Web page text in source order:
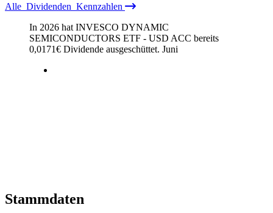
Alle Dividenden Kennzahlen
In 2026 hat INVESCO DYNAMIC
SEMICONDUCTORS ETF - USD ACC bereits
0,0171€ Dividende ausgeschüttet. Juni
Stammdaten